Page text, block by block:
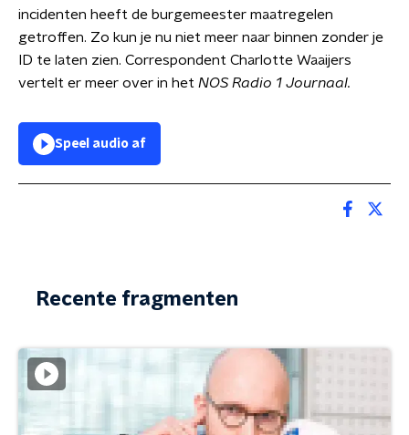
incidenten heeft de burgemeester maatregelen
getroffen. Zo kun je nu niet meer naar binnen zonder je
ID te laten zien. Correspondent Charlotte Waaijers
vertelt er meer over in het NOS Radio 1 Journaal.
Speel audio af
Recente fragmenten